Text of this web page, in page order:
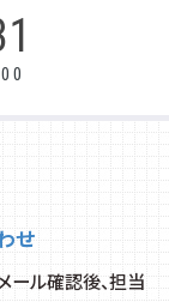
せ
ール確認後、担当